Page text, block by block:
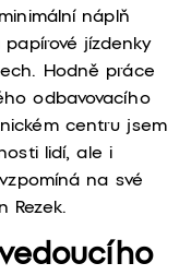
náplň
jízdenky
Hodně práce
odbavovacího
centru jsem
lidí, ale i
na své
Rezek.